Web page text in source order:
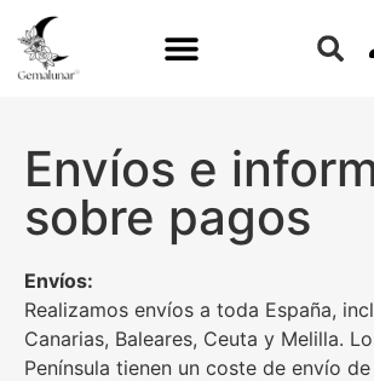
Envíos e
sobre pagos
Envíos:
Realizamos envíos a toda España,
Canarias, Baleares, Ceuta y Melilla.
Península tienen un coste de envío